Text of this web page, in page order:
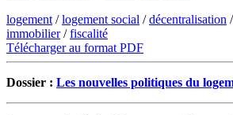
logement /logement social /décentralisation /
immobilier/fiscalité
Télécharger au format PDF
Dossier : Les nouvelles politiques du